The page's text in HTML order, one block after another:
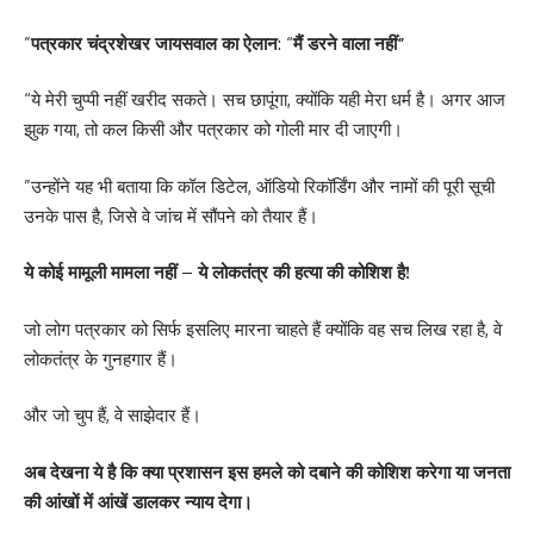
”पत्रकार चंद्रशेखर जायसवाल का ऐलान: “मैं डरने वाला नहीं”
“ये मेरी चुप्पी नहीं खरीद सकते। सच छापूंगा, क्योंकि यही मेरा धर्म है। अगर आज
झुक गया, तो कल किसी और पत्रकार को गोली मार दी जाएगी।
”उन्होंने यह भी बताया कि कॉल डिटेल, ऑडियो रिकॉर्डिंग और नामों की पूरी सूची
उनके पास है, जिसे वे जांच में सौंपने को तैयार हैं।
ये कोई मामूली मामला नहीं– ये लोकतंत्र की हत्या की कोशिश है!
जो लोग पत्रकार को सिर्फ इसलिए मारना चाहते हैं क्योंकि वह सच लिख रहा है, वे
लोकतंत्र के गुनहगार हैं।
और जो चुप हैं, वे साझेदार हैं।
अब देखना ये है कि क्या प्रशासन इस हमले को दबाने की कोशिश करेगा या जनता
की आंखों में आंखें डालकर न्याय देगा।